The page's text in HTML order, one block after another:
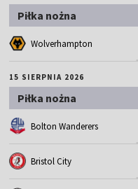
Piłka nożna
Wolverhampton
15 SIERPNIA 2026
Piłka nożna
Bolton Wanderers
Bristol City